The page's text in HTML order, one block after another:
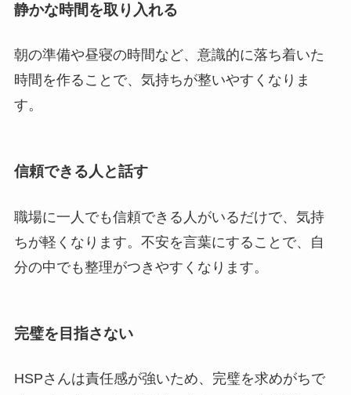
静かな時間を取り入れる
朝の準備や昼寝の時間など、意識的に落ち着いた
時間を作ることで、気持ちが整いやすくなりま
す。
信頼できる人と話す
職場に一人でも信頼できる人がいるだけで、気持
ちが軽くなります。不安を言葉にすることで、自
分の中でも整理がつきやすくなります。
完璧を目指さない
HSPさんは責任感が強いため、完璧を求めがちで